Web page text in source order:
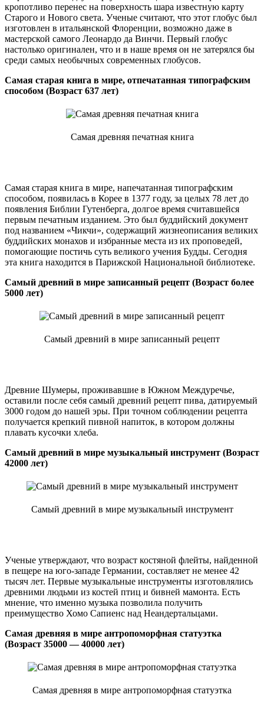
кропотливо перенес на поверхность шара известную карту
Старого и Нового света. Ученые считают, что этот глобус был
изготовлен в итальянской Флоренции, возможно даже в
мастерской самого Леонардо да Винчи. Первый глобус
настолько оригинален, что и в наше время он не затерялся бы
среди самых необычных современных глобусов.
Самая старая книга в мире, отпечатанная типографским
способом (Возраст 637 лет)
Самая древняя печатная книга
Самая старая книга в мире, напечатанная типографским
способом, появилась в Корее в 1377 году, за целых 78 лет до
появления Библии Гутенберга, долгое время считавшейся
первым печатным изданием. Это был буддийский документ
под названием «Чикчи», содержащий жизнеописания великих
буддийских монахов и избранные места из их проповедей,
помогающие постичь суть великого учения Будды. Сегодня
эта книга находится в Парижской Национальной библиотеке.
Самый древний в мире записанный рецепт (Возраст более
5000 лет)
Самый древний в мире записанный рецепт
Древние Шумеры, проживавшие в Южном Междуречье,
оставили после себя самый древний рецепт пива, датируемый
3000 годом до нашей эры. При точном соблюдении рецепта
получается крепкий пивной напиток, в котором должны
плавать кусочки хлеба.
Самый древний в мире музыкальный инструмент (Возраст
42000 лет)
Самый древний в мире музыкальный инструмент
Ученые утверждают, что возраст костяной флейты, найденной
в пещере на юго-западе Германии, составляет не менее 42
тысяч лет. Первые музыкальные инструменты изготовлялись
древними людьми из костей птиц и бивней мамонта. Есть
мнение, что именно музыка позволила получить
преимущество Хомо Сапиенс над Неандертальцами.
Самая древняя в мире антропоморфная статуэтка
(Возраст 35000 — 40000 лет)
Самая древняя в мире антропоморфная статуэтка